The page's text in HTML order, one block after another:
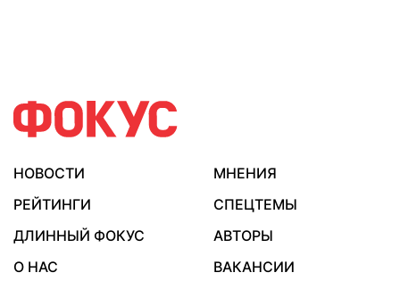
НОВОСТИ
МНЕНИЯ
РЕЙТИНГИ
СПЕЦТЕМЫ
ДЛИННЫЙ ФОКУС
АВТОРЫ
О НАС
ВАКАНСИИ